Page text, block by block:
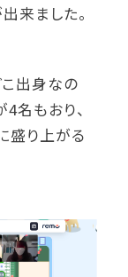
来ました。
出身なの
名もおり、
盛り上がる